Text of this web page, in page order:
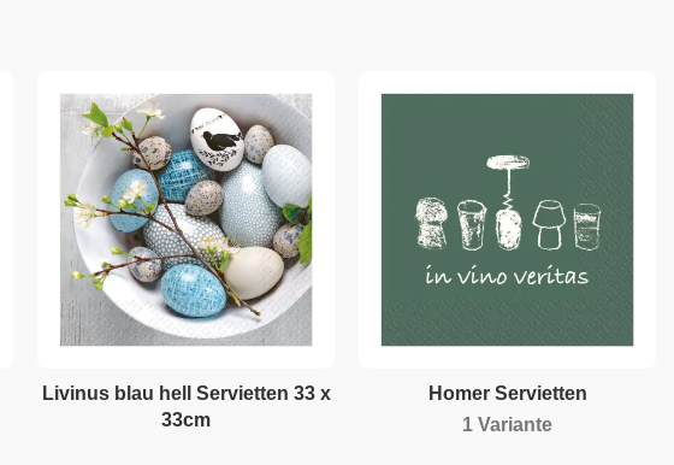
Livinus blau hell Servietten 33 x
33cm
Homer Servietten
1 Variante